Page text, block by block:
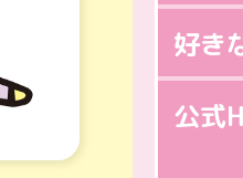
好き
公式